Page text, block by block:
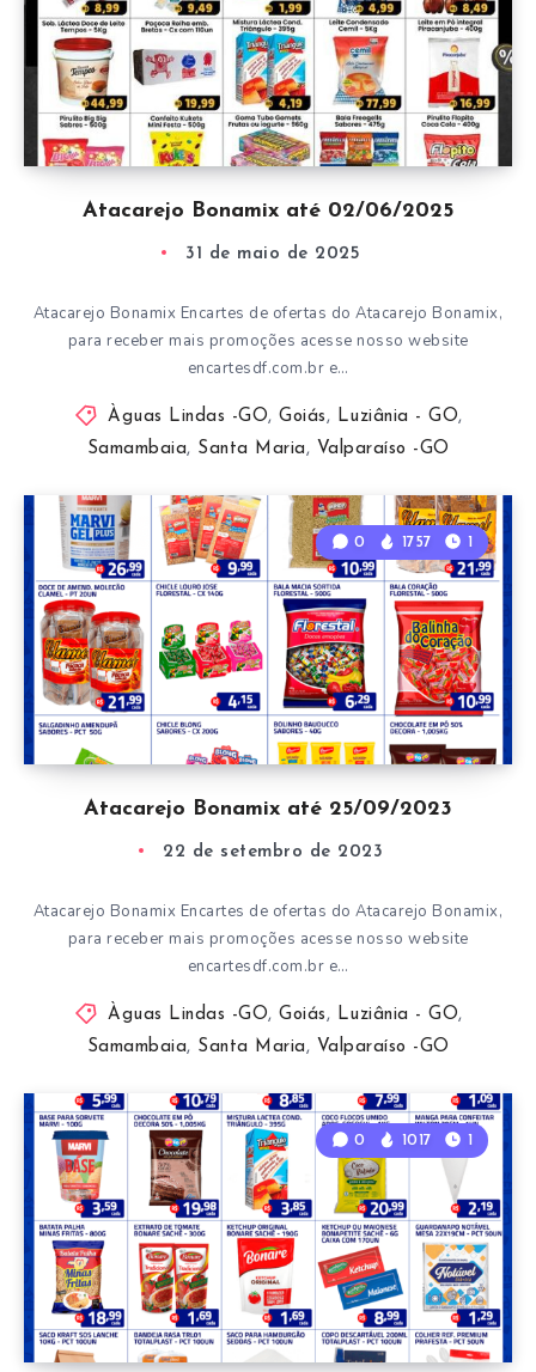
Atacarejo Bonamix até 02/06/2025
31 de maio de 2025
Atacarejo Bonamix Encartes de ofertas do Atacarejo Bonamix,
para receber mais promoções acesse nosso website
encartesdf.com.br e…
Àguas Lindas -GO, Goiás , Luziânia - GO,
Samambaia, Santa Maria , Valparaíso -GO
Atacarejo Bonamix até 25/09/2023
0 1757 1
22 de setembro de 2023
Atacarejo Bonamix Encartes de ofertas do Atacarejo Bonamix,
para receber mais promoções acesse nosso website
encartesdf.com.br e…
Àguas Lindas -GO, Goiás , Luziânia - GO,
Samambaia, Santa Maria , Valparaíso -GO
0 1017 1